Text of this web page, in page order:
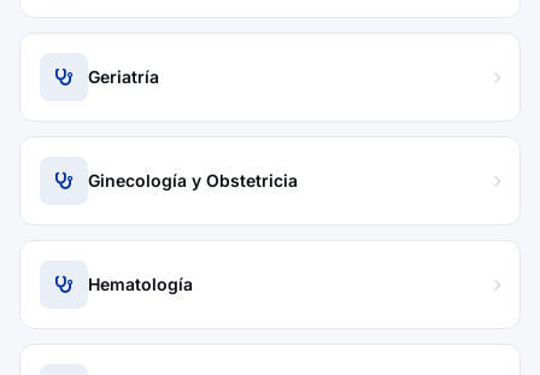
Geriatría
Ginecología y Obstetricia
Hematología